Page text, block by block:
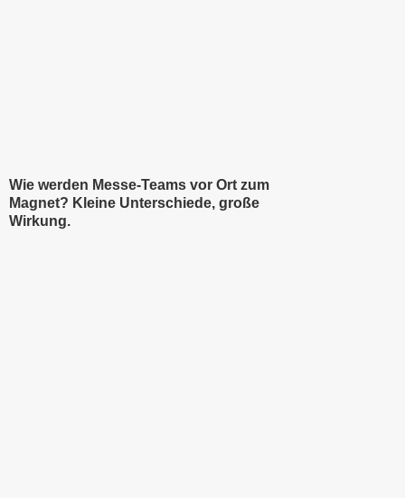
Wie werden Messe‑Teams vor Ort zum
Magnet? Kleine Unterschiede, große
Wirkung.